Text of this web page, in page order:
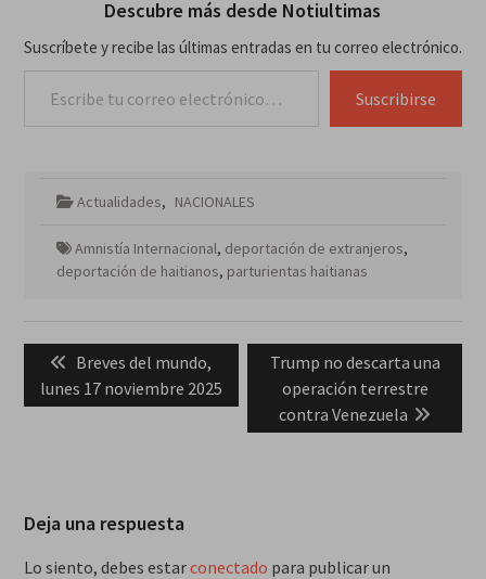
Descubre más desde Notiultimas
Suscríbete y recibe las últimas entradas en tu correo electrónico.
Suscribirse
Actualidades, NACIONALES
Amnistía Internacional, deportación de extranjeros,
deportación de haitianos, parturientas haitianas
entradas
Previous
post:
Breves del mundo,
lunes 17 noviembre 2025
Next
post:
Trump no descarta una
operación terrestre
contra Venezuela
Deja una respuesta
Lo siento, debes estarconectado para publicar un